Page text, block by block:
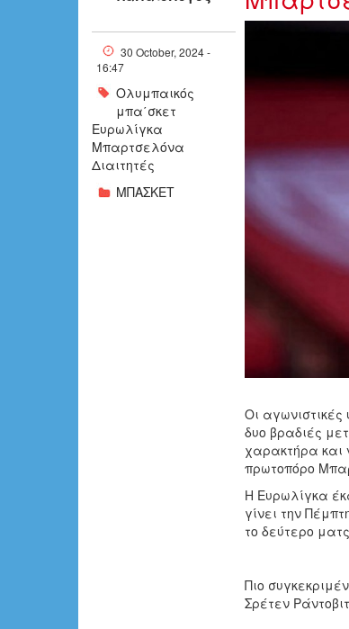
30 October, 2024 -
16:47
Ολυμπαικός
μπα΄σκετ
Ευρωλίγκα
Μπαρτσελόνα
Διαιτητές
ΜΠΑΣΚΕΤ
Οι αγωνιστικές
δυο βραδιές
χαρακτήρα και
πρωτοπόρο
Η Ευρωλίγκα
γίνει την
το δεύτερο
Πιο
Σρέτεν